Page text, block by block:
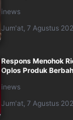
inews
Jum'at, 7 Agustus
Respons Menohok
Oplos Produk
inews
Jum'at, 7 Agustus